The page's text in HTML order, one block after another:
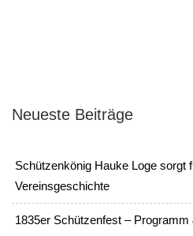
Neueste Beiträge
Schützenkönig Hauke Loge sorgt
Vereinsgeschichte
1835er Schützenfest – Programm